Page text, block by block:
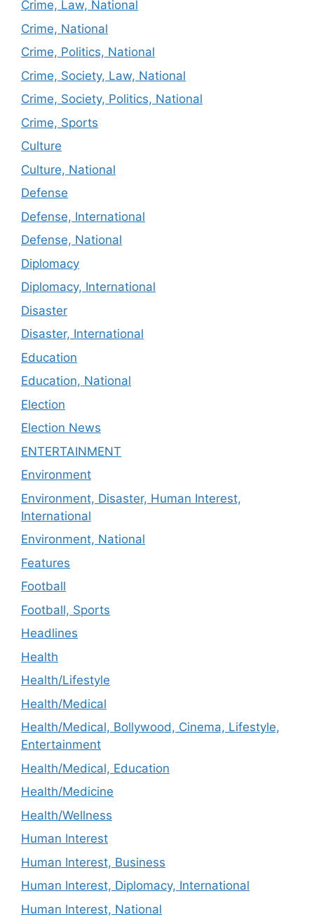
Crime, Law, National
Crime, National
Crime, Politics, National
Crime, Society, Law, National
Crime, Society, Politics, National
Crime, Sports
Culture
Culture, National
Defense
Defense, International
Defense, National
Diplomacy
Diplomacy, International
Disaster
Disaster, International
Education
Education, National
Election
Election News
ENTERTAINMENT
Environment
Environment, Disaster, Human Interest,
International
Environment, National
Features
Football
Football, Sports
Headlines
Health
Health/Lifestyle
Health/Medical
Health/Medical, Bollywood, Cinema, Lifestyle,
Entertainment
Health/Medical, Education
Health/Medicine
Health/Wellness
Human Interest
Human Interest, Business
Human Interest, Diplomacy, International
Human Interest, National